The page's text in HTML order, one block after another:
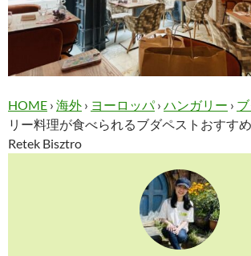
HOME › 海外 › ヨーロッパ › ハンガリー ›
リー料理が食べられるブダペストおすす
Retek Bisztro